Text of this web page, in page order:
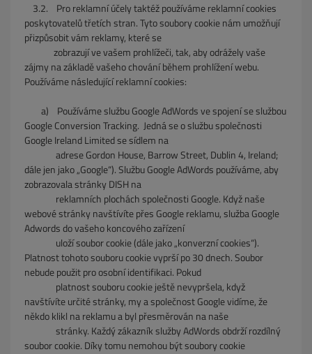
3.2. Pro reklamní účely taktéž používáme reklamní cookies
poskytovatelů třetích stran. Tyto soubory cookie nám umožňují
přizpůsobit vám reklamy, které se
zobrazují ve vašem prohlížeči, tak, aby odrážely vaše
zájmy na základě vašeho chování během prohlížení webu.
Používáme následující reklamní cookies:
a)
Používáme službu Google AdWords ve spojení se službou
Google Conversion Tracking. Jedná se o službu společnosti
Google Ireland Limited se sídlem na
adrese Gordon House, Barrow Street, Dublin 4, Ireland;
dále jen jako „Google“). Službu Google AdWords používáme, aby
zobrazovala stránky DISH na
reklamních plochách společnosti Google. Když naše
webové stránky navštívíte přes Google reklamu, služba Google
Adwords do vašeho koncového zařízení
uložísoubor cookie (dále jako „konverzní cookies“).
Platnost tohoto souboru cookie vyprší po 30 dnech. Soubor
nebude použit pro osobní identifikaci. Pokud
platnost souboru cookie ještě nevypršela, když
navštívíte určité stránky, my a společnost Google vidíme, že
někdo klikl na reklamu a byl přesměrován na naše
stránky. Každý zákazník služby AdWords obdrží rozdílný
soubor cookie. Díky tomu nemohou být soubory cookie